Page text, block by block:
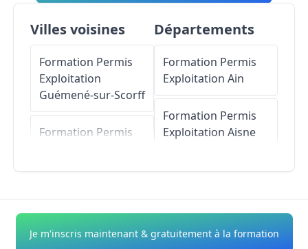
Villes voisines
Formation Permis
Exploitation
Guémené-sur-Scorff
Formation Permis
Formation Permis
Exploitation
Langoëlan
Départements
Formation Permis
Exploitation Ain
Formation Permis
Exploitation Aisne
Formation Permis
ExploitationAlpes-
Je m'inscris maintenant & gratuitement à la formation